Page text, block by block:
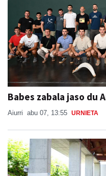
Babes zabala jaso du
Aiurri abu 07, 13:55 URNIETA